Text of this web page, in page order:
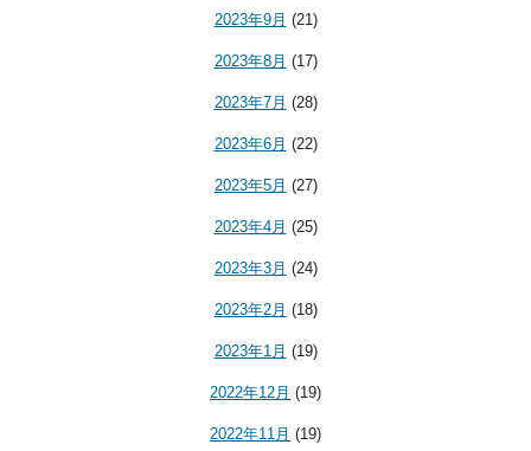
2023年9月 (21)
2023年8月 (17)
2023年7月 (28)
2023年6月 (22)
2023年5月 (27)
2023年4月 (25)
2023年3月 (24)
2023年2月 (18)
2023年1月 (19)
2022年12月 (19)
2022年11月 (19)